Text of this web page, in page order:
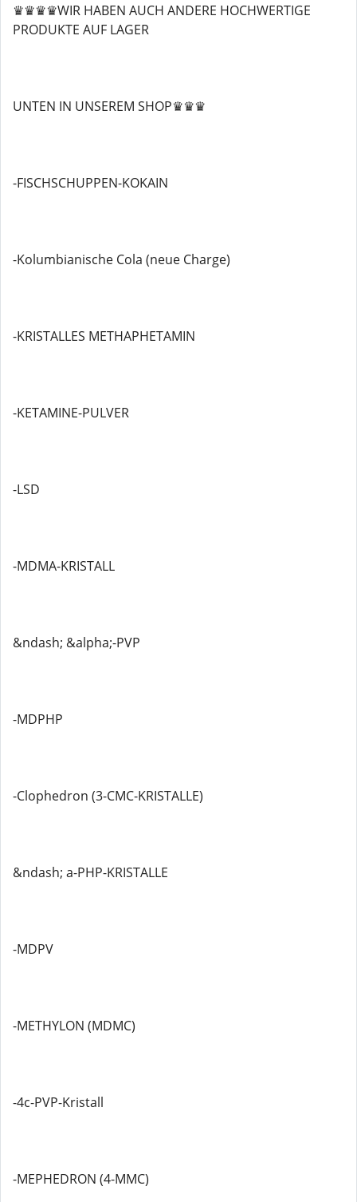
♛♛♛♛WIR HABEN AUCH ANDERE HOCHWERTIGE
PRODUKTE AUF LAGER
UNTEN IN UNSEREM SHOP♛♛♛
-FISCHSCHUPPEN-KOKAIN
-Kolumbianische Cola (neue Charge)
-KRISTALLES METHAPHETAMIN
-KETAMINE-PULVER
-LSD
-MDMA-KRISTALL
&ndash; &alpha;-PVP
-MDPHP
-Clophedron (3-CMC-KRISTALLE)
&ndash; a-PHP-KRISTALLE
-MDPV
-METHYLON (MDMC)
-4c-PVP-Kristall
-MEPHEDRON (4-MMC)